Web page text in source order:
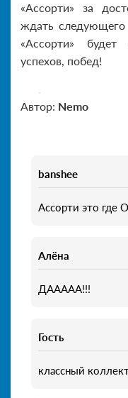
«Ассорти» за
ждать
«Ассорти» будет
успехов, побед!
Автор: Nemo
banshee
Ассорти это где
Алёна
ДААААА!!!
Гость
классный